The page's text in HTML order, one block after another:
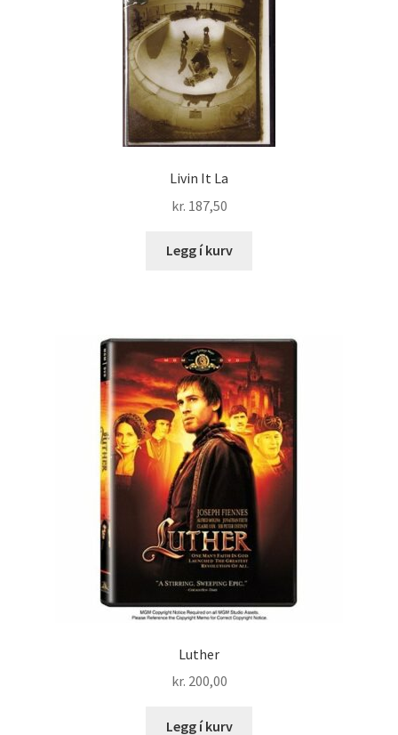
Livin It La
kr. 187,50
Legg í kurv
Luther
kr. 200,00
Legg í kurv